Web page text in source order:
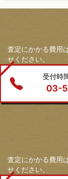
査定にかかる費用
せください。
受付時
03-
査定にかかる費用
せください。